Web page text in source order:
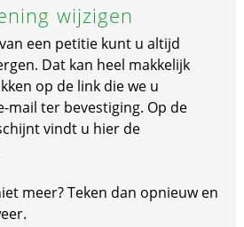
wijzigen
een petitie kunt u altijd
Dat kan heel makkelijk
op de link die we u
mail ter bevestiging. Op de
vindt u hier de
meer? Teken dan opnieuw en